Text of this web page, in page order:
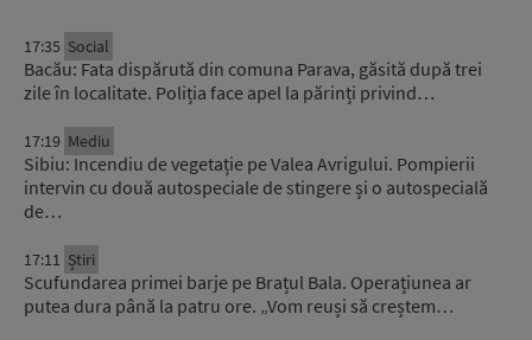
17:35 Social
Bacău: Fata dispărută din comuna Parava, găsită după trei
zile în localitate. Poliția face apel la părinți privind…
17:19 Mediu
Sibiu: Incendiu de vegetație pe Valea Avrigului. Pompierii
intervin cu două autospeciale de stingere și o autospecială
de…
17:11 Știri
Scufundarea primei barje pe Brațul Bala. Operațiunea ar
putea dura până la patru ore. „Vom reuși să creștem…